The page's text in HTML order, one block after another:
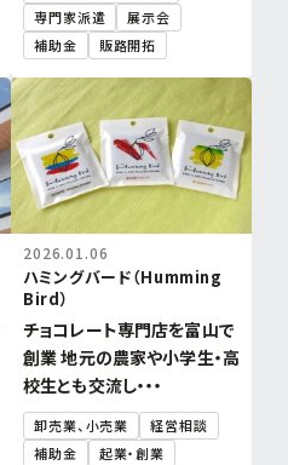
専門家派遣
展示会
補助金
販路開拓
2026.01.06
ハミングバード（Humming
Bird）
チョコレート専門店を富山で
創業 地元の農家や小学生・高
校生とも交流し・・・
卸売業、小売業
経営相談
補助金
起業・創業